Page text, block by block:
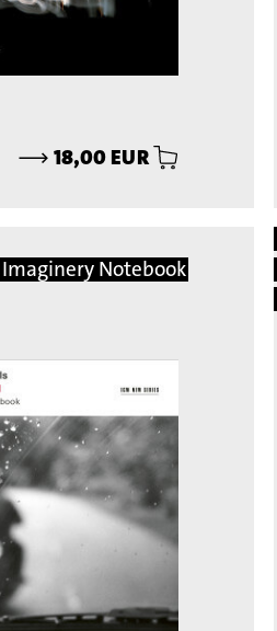
⟶ 18,00 EUR
Notebook